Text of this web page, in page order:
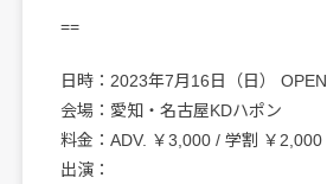
==
日時：2023年7月16日（日）
会場：愛知・名古屋KDハポン
料金：ADV. ￥3,000 / 学割 ￥2,000
出演：